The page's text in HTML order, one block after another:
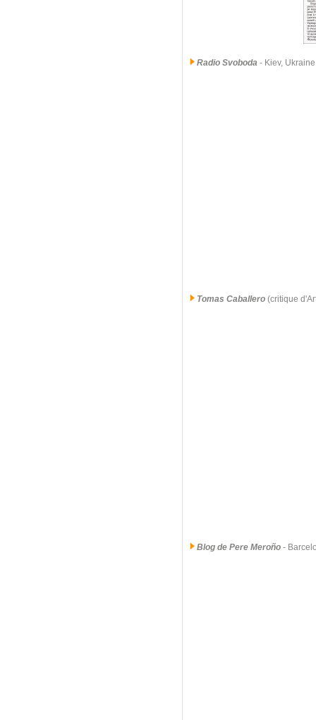
Radio Svoboda - Kiev, Ukraine
Tomas Caballero (critique
Blog de Pere Meroño -